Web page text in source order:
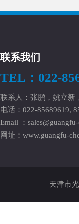
联系我们
TEL：022-
联系人：张鹏，姚立新
电话：022-85689619,
Email ：
网址： www.guangfu-
天津市